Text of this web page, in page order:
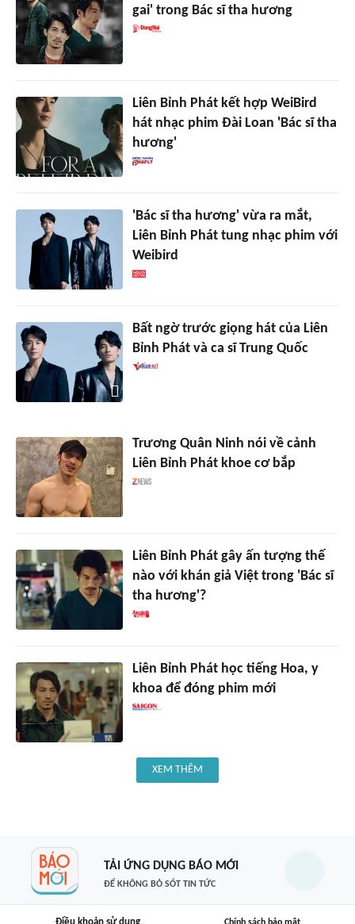
gai' trong Bác sĩ tha hương
Liên Bỉnh Phát kết hợp WeiBird
hát nhạc phim Đài Loan 'Bác sĩ tha
hương'
'Bác sĩ tha hương' vừa ra mắt,
Liên Bỉnh Phát tung nhạc phim với
Weibird
Bất ngờ trước giọng hát của Liên
Bỉnh Phát và ca sĩ Trung Quốc
Trương Quân Ninh nói về cảnh
Liên Bỉnh Phát khoe cơ bắp
Liên Bỉnh Phát gây ấn tượng thế
nào với khán giả Việt trong 'Bác sĩ
tha hương'?
Liên Bỉnh Phát học tiếng Hoa, y
khoa để đóng phim mới
XEM THÊM
TẢI ỨNG DỤNG BÁO MỚI
ĐỂ KHÔNG BỎ SÓT TIN TỨC